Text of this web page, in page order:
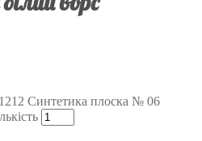
Синтетика плоска № 06